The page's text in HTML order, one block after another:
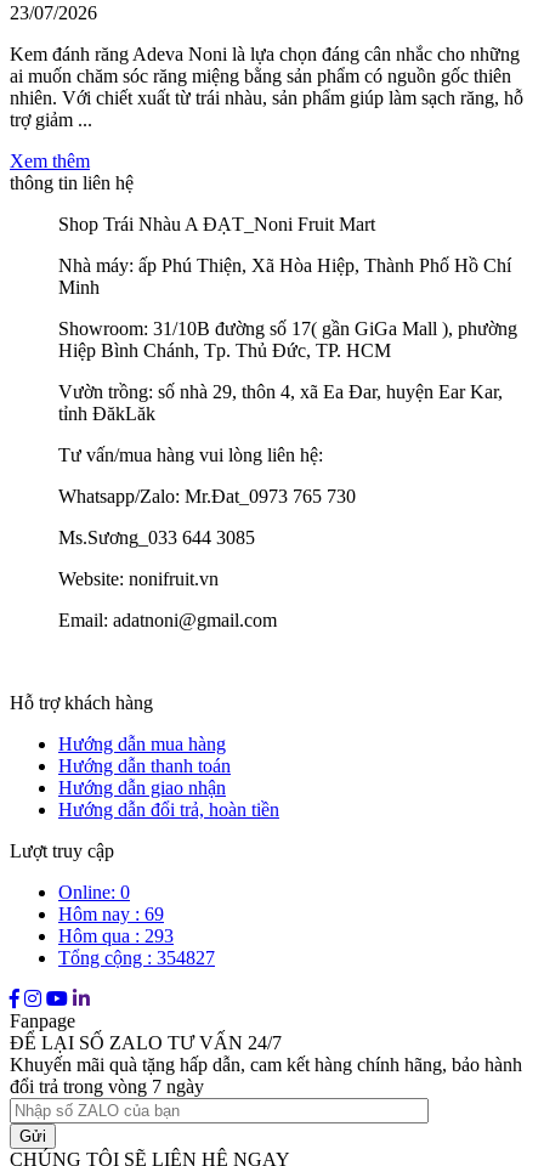
23/07/2026
Kem đánh răng Adeva Noni là lựa chọn đáng cân nhắc cho những
ai muốn chăm sóc răng miệng bằng sản phẩm có nguồn gốc thiên
nhiên. Với chiết xuất từ trái nhàu, sản phẩm giúp làm sạch răng, hỗ
trợ giảm ...
Xem thêm
thông tin liên hệ
Shop Trái Nhàu A ĐẠT_Noni Fruit Mart
Nhà máy: ấp Phú Thiện, Xã Hòa Hiệp, Thành Phố Hồ Chí
Minh
Showroom: 31/10B đường số 17( gần GiGa Mall ), phường
Hiệp Bình Chánh, Tp. Thủ Đức, TP. HCM
Vườn trồng: số nhà 29, thôn 4, xã Ea Đar, huyện Ear Kar,
tỉnh ĐăkLăk
Tư vấn/mua hàng vui lòng liên hệ:
Whatsapp/Zalo: Mr.Đat_0973 765 730
Ms.Sương_033 644 3085
Website: nonifruit.vn
Email: adatnoni@gmail.com
Hỗ trợ khách hàng
Hướng dẫn mua hàng
Hướng dẫn thanh toán
Hướng dẫn giao nhận
Hướng dẫn đổi trả, hoàn tiền
Lượt truy cập
Online: 0
Hôm nay : 69
Hôm qua : 293
Tổng cộng : 354827
Fanpage
ĐỂ LẠI SỐ ZALO TƯ VẤN 24/7
Khuyến mãi quà tặng hấp dẫn, cam kết hàng chính hãng, bảo hành
đổi trả trong vòng 7 ngày
CHÚNG TÔI SẼ LIÊN HỆ NGAY